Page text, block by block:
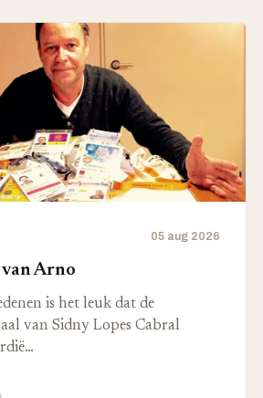
05 aug 2026
Arno
is het leuk dat de
van Sidny Lopes Cabral